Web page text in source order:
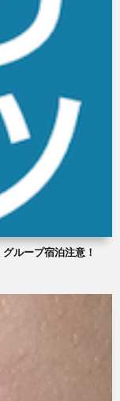
ループ宿泊注意！